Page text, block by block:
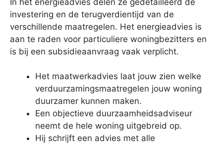
investering en de terugverdientijd van de
verschillende maatregelen. Het energieadvies is
aan te raden voor particuliere woningbezitters en
is bij een subsidieaanvraag vaak verplicht.
Het maatwerkadvies laat jouw zien welke
verduurzamingsmaatregelen jouw woning
duurzamer kunnen maken.
Een objectieve duurzaamheidsadviseur
neemt de hele woning uitgebreid op.
Hij schrijft een advies met alle